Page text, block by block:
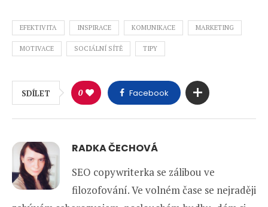
EFEKTIVITA INSPIRACE KOMUNIKACE MARKETING
MOTIVACE SOCIÁLNÍ SÍTĚ TIPY
SDÍLET 0 Facebook
RADKA ČECHOVÁ
SEO copywriterka se zálibou ve
filozofování. Ve volném čase se nejraději